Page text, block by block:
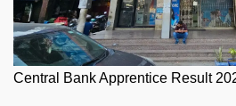
Central Bank Apprentice Result